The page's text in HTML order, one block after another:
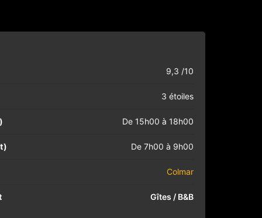
9,3 /10
3 étoiles
De 15h00 à 18h00
De 7h00 à 9h00
Colmar
Gîtes / B&B